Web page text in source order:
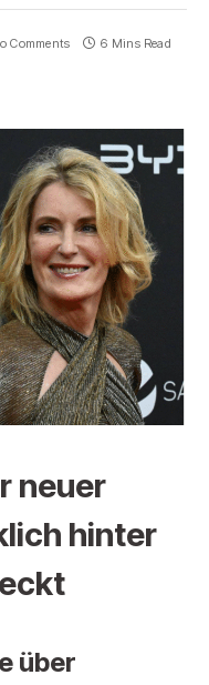
Comments 6 Mins Read
neuer
hinter
über